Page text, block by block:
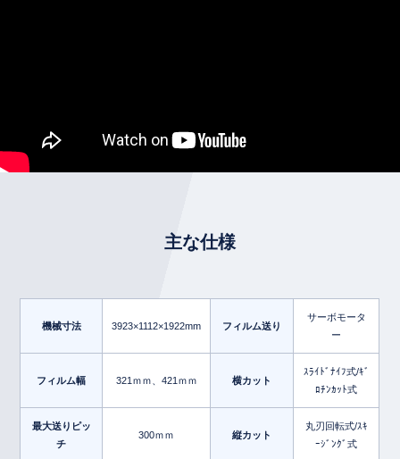
主な仕様
機械寸法 3923×1112×1922mm フィルム送り
サーボモータ
ー
フィルム幅 321ｍｍ、421ｍｍ 横カット
ｽﾗｲﾄﾞﾅｲﾌ式/ｷﾞ
ﾛﾁﾝｶｯﾄ式
最大送りピッ
チ
300ｍｍ 縦カット
丸刃回転式/ｽｷ
ｰｼﾞﾝｸﾞ式